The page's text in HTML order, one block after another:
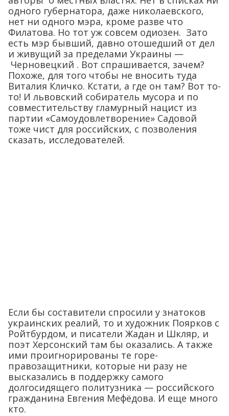
одного губернатора, даже николаевского,
нет ни одного мэра, кроме разве что
Филатова. Но тот уж совсем одиозен. Зато
есть мэр бывший, давно отошедший от дел
и живущий за пределами Украины —
Черновецкий . Вот спрашивается, зачем?
Похоже, для того чтобы не вносить туда
Виталия Кличко. Кстати, а где он там? Вот то-
то! И львовский собиратель мусора и по
совместительству гламурный нацист из
партии «Самоудовлетворение» Садовой
тоже чист для российских, с позволения
сказать, исследователей.
Если бы составители спросили у знатоков
украинских реалий, то и художник Поярков с
Ройтбурдом, и писатели Жадан и Шкляр, и
поэт Херсонский там бы оказались. А также
ими проигнорированы те горе-
правозащитники, которые ни разу не
высказались в поддержку самого
долгосидящего политузника — российского
гражданина Евгения Мефёдова. И еще много
кто.